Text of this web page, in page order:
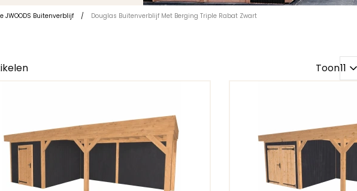
JWOODS Buitenverblijf / Douglas Buitenverblijf Met Berging Triple Rabat Zwart
Toon